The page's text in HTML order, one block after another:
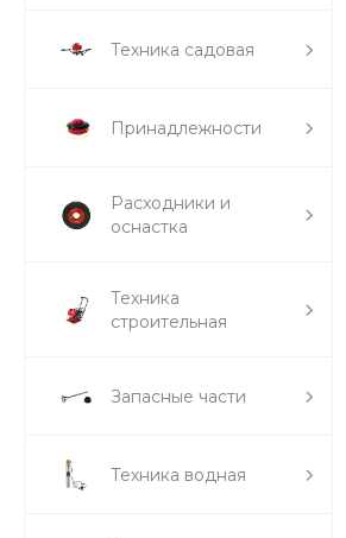
Техника садовая
Принадлежности
Расходники и
оснастка
Техника
строительная
Запасные части
Техника водная